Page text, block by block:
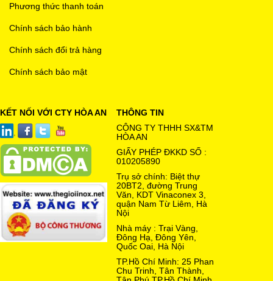
Phương thức thanh toán
Chính sách bảo hành
Chính sách đổi trả hàng
Chính sách bảo mật
KẾT NỐI VỚI CTY HÒA AN
THÔNG TIN
CÔNG TY THHH SX&TM
HÒA AN
GIẤY PHÉP ĐKKD SỐ :
010205890
Trụ sở chính: Biệt thự
20BT2, đường Trung
Văn, KDT Vinaconex 3,
quận Nam Từ Liêm, Hà
Nội
Nhà máy : Trại Vàng,
Đông Hạ, Đông Yên,
Quốc Oai, Hà Nội
TP.Hồ Chí Minh: 25 Phan
Chu Trinh, Tân Thành,